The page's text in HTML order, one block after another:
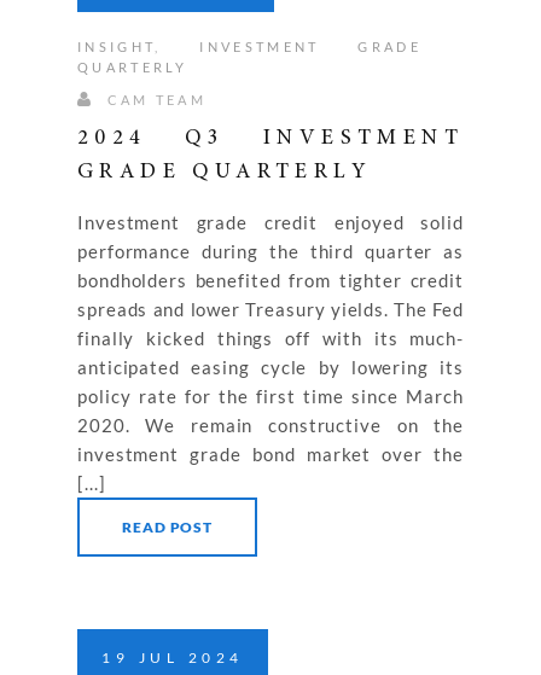
INSIGHT
INVESTMENT GRADE
QUARTERLY
CAM TEAM
2024 Q3 INVESTMENT
GRADE QUARTERLY
Investment grade credit enjoyed solid
performance during the third quarter as
bondholders benefited from tighter credit
spreads and lower Treasury yields. The Fed
finally kicked things off with its much-
anticipated easing cycle by lowering its
policy rate for the first time since March
2020. We remain constructive on the
investment grade bond market over the
[...]
READ POST
19 JUL 2024